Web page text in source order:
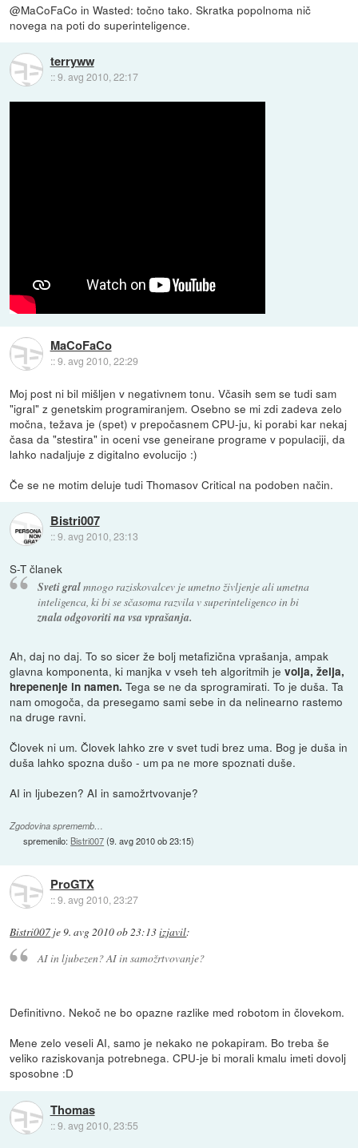
@MaCoFaCo in Wasted: točno tako. Skratka popolnoma nič
novega na poti do superinteligence.
terryww
::9. avg 2010, 22:17
MaCoFaCo
::9. avg 2010, 22:29
Moj post ni bil mišljen v negativnem tonu. Včasih sem se tudi sam
"igral" z genetskim programiranjem. Osebno se mi zdi zadeva zelo
močna, težava je (spet) v prepočasnem CPU-ju, ki porabi kar nekaj
časa da "stestira" in oceni vse geneirane programe v populaciji, da
lahko nadaljuje z digitalno evolucijo :)
Če se ne motim deluje tudi Thomasov Critical na podoben način.
Bistri007
::9. avg 2010, 23:13
S-T članek
Sveti gralmnogo raziskovalcev je umetno življenje ali umetna
inteligenca, ki bi se sčasoma razvila v superinteligenco in bi
znala odgovoriti na vsa vprašanja.
Ah, daj no daj. To so sicer že bolj metafizična vprašanja, ampak
glavna komponenta, ki manjka v vseh teh algoritmih jevolja, želja,
hrepenenje in namen. Tega se ne da sprogramirati. To je duša. Ta
nam omogoča, da presegamo sami sebe in da nelinearno rastemo
na druge ravni.
Človek ni um. Človek lahko zre v svet tudi brez uma. Bog je duša in
duša lahko spozna dušo - um pa ne more spoznati duše.
AI in ljubezen? AI in samožrtvovanje?
Zgodovina sprememb…
spremenilo: Bistri007(9. avg 2010 ob 23:15)
ProGTX
::9. avg 2010, 23:27
Bistri007 je9. avg 2010 ob 23:13izjavil:
AI in ljubezen? AI in samožrtvovanje?
Definitivno. Nekoč ne bo opazne razlike med robotom in človekom.
Mene zelo veseli AI, samo je nekako ne pokapiram. Bo treba še
veliko raziskovanja potrebnega. CPU-je bi morali kmalu imeti dovolj
sposobne :D
Thomas
::9. avg 2010, 23:55